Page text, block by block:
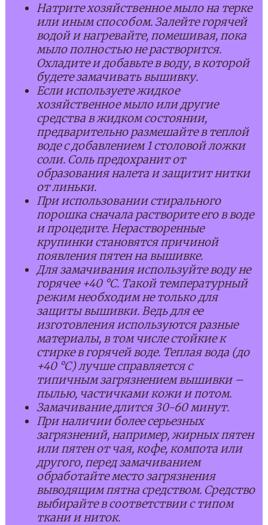
Натрите хозяйственное мыло на терке
или иным способом. Залейте горячей
водой и нагревайте, помешивая, пока
мыло полностью не растворится.
Охладите и добавьте в воду, в которой
будете замачивать вышивку.
Если используете жидкое
хозяйственное мыло или другие
средства в жидком состоянии,
предварительно размешайте в теплой
воде с добавлением 1 столовой ложки
соли. Соль предохранит от
образования налета и защитит нитки
от линьки.
При использовании стирального
порошка сначала растворите его в воде
и процедите. Нерастворенные
крупинки становятся причиной
появления пятен на вышивке.
Для замачивания используйте воду не
горячее +40 °С. Такой температурный
режим необходим не только для
защиты вышивки. Ведь для ее
изготовления используются разные
материалы, в том числе стойкие к
стирке в горячей воде. Теплая вода (до
+40 °С) лучше справляется с
типичным загрязнением вышивки –
пылью, частичками кожи и потом.
Замачивание длится 30-60 минут.
При наличии более серьезных
загрязнений, например, жирных пятен
или пятен от чая, кофе, компота или
другого, перед замачиванием
обработайте место загрязнения
выводящим пятна средством. Средство
выбирайте в соответствии с типом
ткани и ниток.